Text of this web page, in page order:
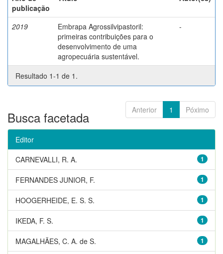
publicação
2019
Embrapa Agrossilvipastoril:
primeiras contribuições para o
desenvolvimento de uma
agropecuária sustentável.
-
Resultado 1-1 de 1.
Anterior 1 Póximo
Busca facetada
Editor
1
CARNEVALLI, R. A.
1
FERNANDES JUNIOR, F.
1
HOOGERHEIDE, E. S. S.
1
IKEDA, F. S.
1
MAGALHÃES, C. A. de S.